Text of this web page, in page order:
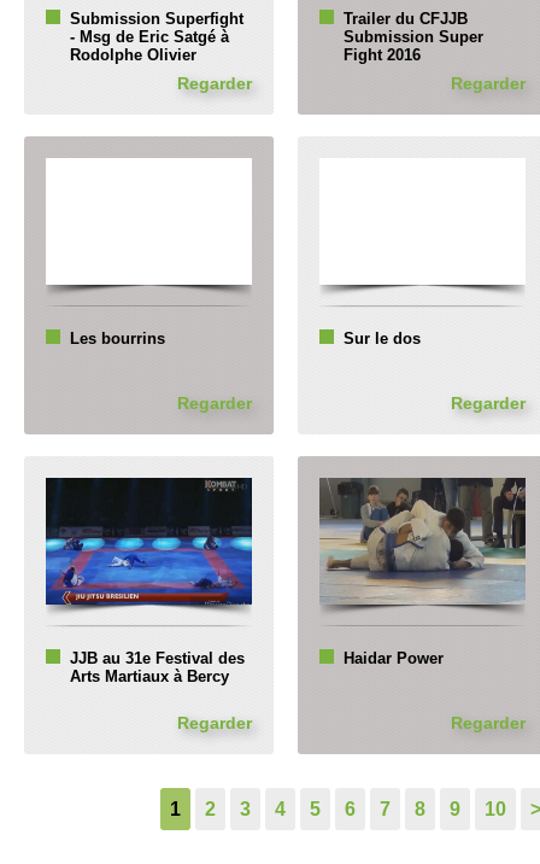
Submission Superfight
- Msg de Eric Satgé à
Rodolphe Olivier
Regarder
Trailer du CFJJB
Submission Super
Fight 2016
Regarder
Les bourrins
Regarder
Sur le dos
Regarder
JJB au 31e Festival des
Arts Martiaux à Bercy
Regarder
Haidar Power
Regarder
1 2 3 4 5 6 7 8 9 10 >